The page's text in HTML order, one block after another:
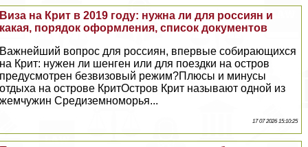
Виза на Крит в 2019 году: нужна ли для россиян и
какая, порядок оформления, список документов
Важнейший вопрос для россиян, впервые собирающихся
на Крит: нужен ли шенген или для поездки на остров
предусмотрен безвизовый режим?Плюсы и минусы
отдыха на острове КритОстров Крит называют одной из
жемчужин Средиземноморья...
17 07 2026 15:10:25